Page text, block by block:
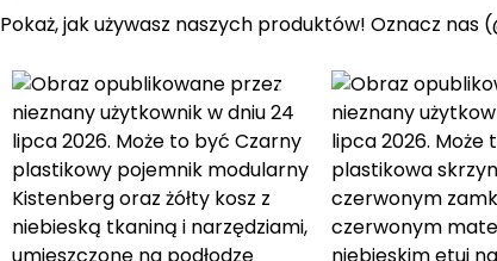
Pokaż, jak używasz naszych produktów! Oznacz